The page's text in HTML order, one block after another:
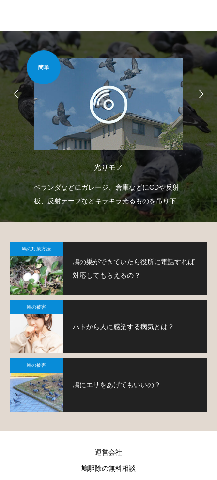
簡単
光りモノ
ベランダなどにガレージ、倉庫などにCDや反射
板、反射テープなどキラキラ光るものを吊り下げ
て、鳩を寄り付きにくくするという方法です。
鳩の対策方法
鳩の巣ができていたら役所に電話すれば
対応してもらえるの？
鳩の被害
ハトから人に感染する病気とは？
鳩の被害
鳩にエサをあげてもいいの？
運営会社
鳩駆除の無料相談